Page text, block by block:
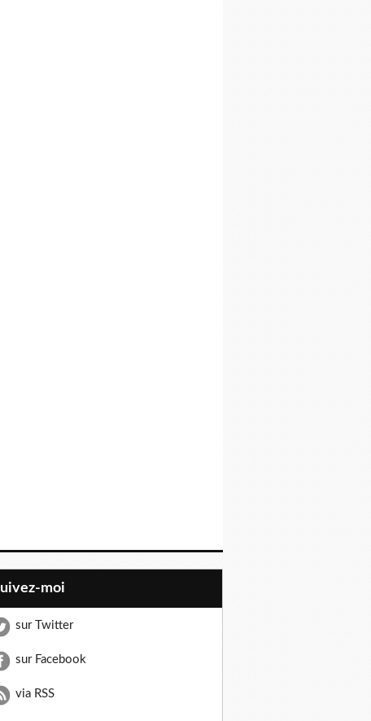
Suivez-moi
sur Twitter
sur Facebook
via RSS